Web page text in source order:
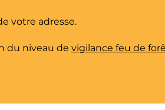
votre adresse.
du niveau de vigilance feu de